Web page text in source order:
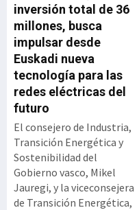
inversión total de 36
millones, busca
impulsar desde
Euskadi nueva
tecnología para las
redes eléctricas del
futuro
El consejero de Industria,
Transición Energética y
Sostenibilidad del
Gobierno vasco, Mikel
Jauregi, y la viceconsejera
de Transición Energética,